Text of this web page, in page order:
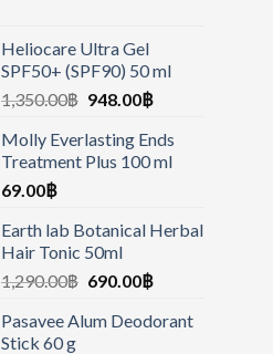
Heliocare Ultra Gel
SPF50+ (SPF90) 50 ml
1,350.00฿ 948.00฿
Molly Everlasting Ends
Treatment Plus 100 ml
69.00฿
Earth lab Botanical Herbal
Hair Tonic 50ml
1,290.00฿ 690.00฿
Pasavee Alum Deodorant
Stick 60 g